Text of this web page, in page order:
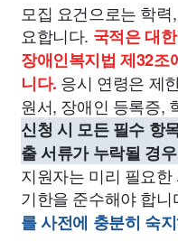
모집 요건으로는 학
요합니다. 국적은 대
장애인복지법 제32조
니다. 응시 연령은 제
원서, 장애인 등록증,
신청 시 모든 필수 항
출 서류가 누락될 경
지원자는 미리 필요
기한을 준수해야 합니
를 사전에 충분히 숙